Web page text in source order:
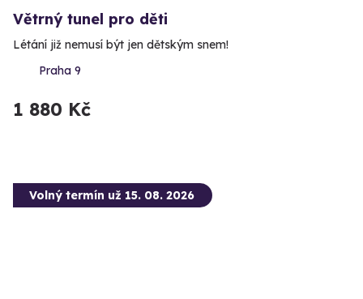
Větrný tunel pro děti
Létání již nemusí být jen dětským snem!
Praha 9
1 880 Kč
Volný termín už 15. 08. 2026